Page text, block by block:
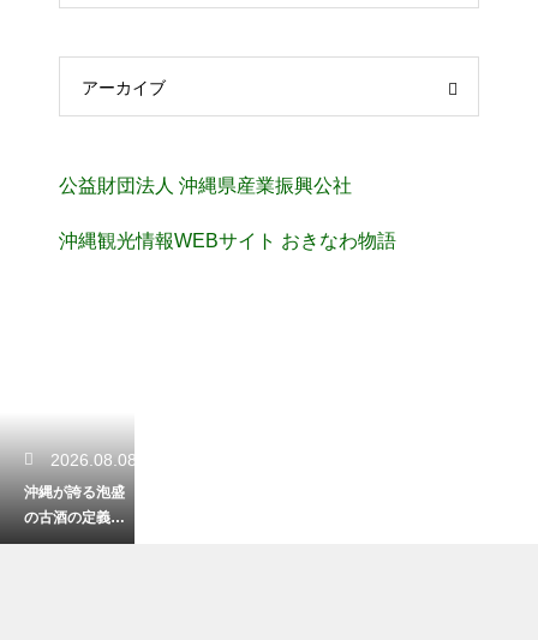
アーカイブ
公益財団法人 沖縄県産業振興公社
沖縄観光情報WEBサイト おきなわ物語
2026.08.08
沖縄が誇る泡盛
の古酒の定義と
は？熟成期間に